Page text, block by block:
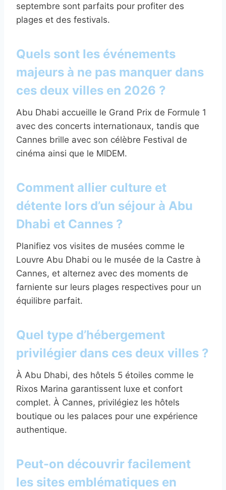
septembre sont parfaits pour profiter des
plages et des festivals.
Quels sont les événements
majeurs à ne pas manquer dans
ces deux villes en 2026 ?
Abu Dhabi accueille le Grand Prix de Formule 1
avec des concerts internationaux, tandis que
Cannes brille avec son célèbre Festival de
cinéma ainsi que le MIDEM.
Comment allier culture et
détente lors d’un séjour à Abu
Dhabi et Cannes ?
Planifiez vos visites de musées comme le
Louvre Abu Dhabi ou le musée de la Castre à
Cannes, et alternez avec des moments de
farniente sur leurs plages respectives pour un
équilibre parfait.
Quel type d’hébergement
privilégier dans ces deux villes ?
À Abu Dhabi, des hôtels 5 étoiles comme le
Rixos Marina garantissent luxe et confort
complet. À Cannes, privilégiez les hôtels
boutique ou les palaces pour une expérience
authentique.
Peut-on découvrir facilement
les sites emblématiques en